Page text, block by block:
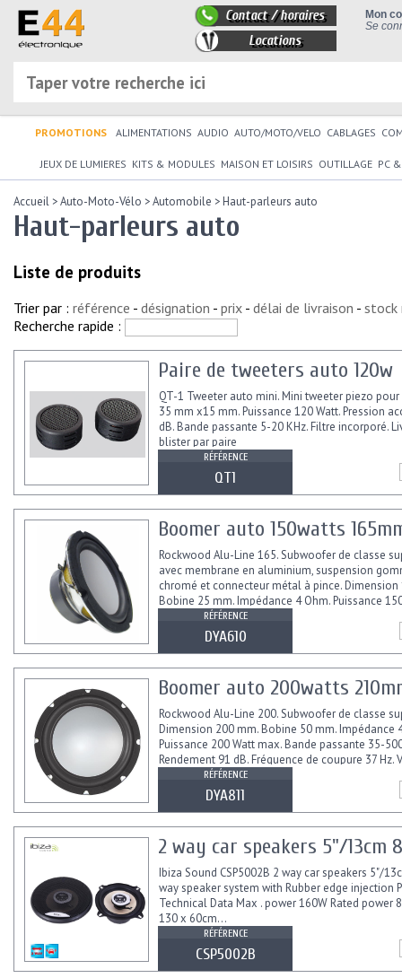
Mon
Se
Contact / horaires
Locations
PROMOTIONS ALIMENTATIONS AUDIO AUTO/MOTO/VELO CABLAGES
JEUX DE LUMIERES KITS & MODULES MAISON ET LOISIRS OUTILLAGE PC
Accueil >Auto-Moto-Vélo >Automobile >Haut-parleurs auto
Haut-parleurs auto
Liste de produits
Trier par : référence - désignation - prix - délai de livraison - stock
Recherche rapide :
Paire de tweeters auto 120w
QT-1 Tweeter auto mini. Mini tweeter piezo pour
35 mm x15 mm. Puissance 120 Watt. Pression
dB. Bande passante 5-20 KHz. Filtre incorporé.
blister par paire
RÉFÉRENCE
QT1
Boomer auto 150watts
Rockwood Alu-Line 165. Subwoofer de classe
avec membrane en aluminium, suspension
chromé et connecteur métal à pince. Dimension
Bobine 25 mm. Impédance 4 Ohm. Puissance
Bande passante 40-50000 Hz....
RÉFÉRENCE
DYA610
Boomer auto 200watts
Rockwood Alu-Line 200. Subwoofer de classe
Dimension 200 mm. Bobine 50 mm. Impédance
Puissance 200 Watt max. Bande passante 35-
Rendement 91 dB. Fréquence de coupure 37 Hz.
0,43. Diam. d'encastrement 185 mm,...
RÉFÉRENCE
DYA811
2 way car speakers 5"/13cm
Ibiza Sound CSP5002B 2 way car speakers 5"/
way speaker system with Rubber edge injection
Technical Data Max . power 160W Rated power
130 x 60cm...
RÉFÉRENCE
CSP5002B